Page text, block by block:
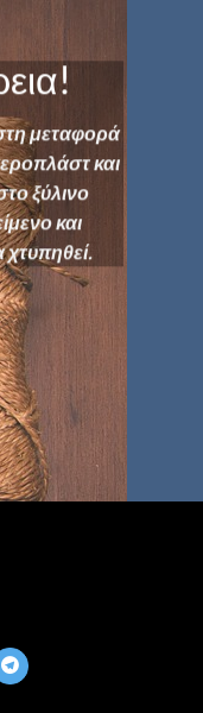
μεταφορά
και
ξύλινο
και
χτυπηθεί.